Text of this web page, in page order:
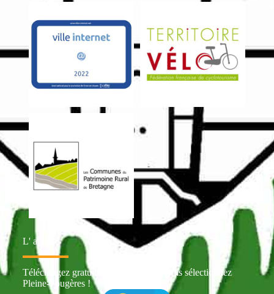
L' appli
Téléchargez gratuitement Intramuros puis sélectionnez
Pleine-Fougères !